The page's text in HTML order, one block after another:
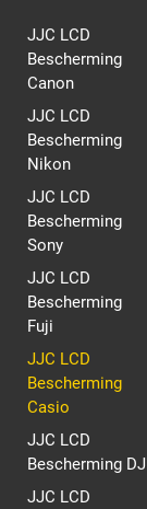
JJC LCD
Bescherming
Canon
JJC LCD
Bescherming
Nikon
JJC LCD
Bescherming
Sony
JJC LCD
Bescherming
Fuji
JJC LCD
Bescherming
Casio
JJC LCD
Bescherming
JJC LCD